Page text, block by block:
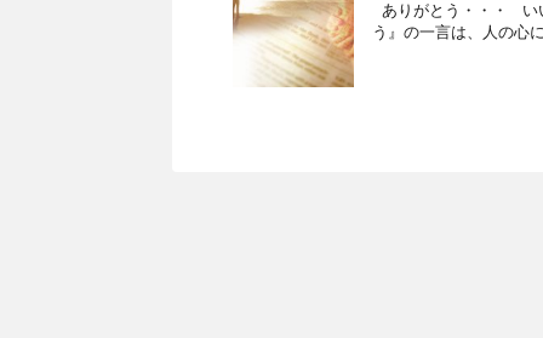
ありがとう・・・ い
う』の一言は、人の心